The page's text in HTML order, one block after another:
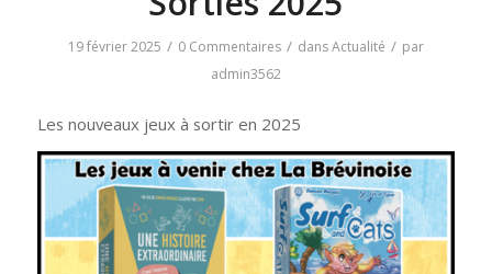
19 février 2025 / 0 Commentaires / dansActualité / par
admin3562
Les nouveaux jeux à sortir en 2025